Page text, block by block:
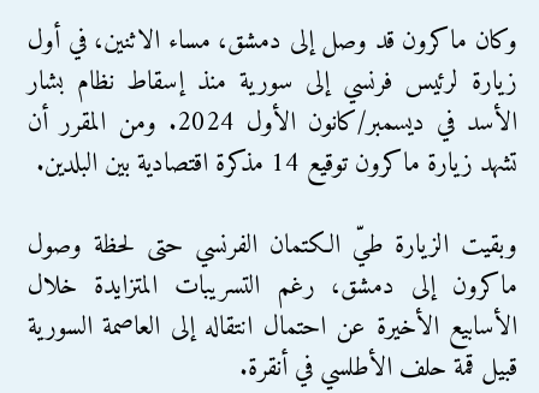
وكان ماكرون قد وصل إلى دمشق، مساء الاثنين، في أول
زيارة لرئيس فرنسي إلى سورية منذ إسقاط نظام بشار
الأسد في ديسمبر/كانون الأول 2024. ومن المقرر أن
تشهد زيارة ماكرون توقيع 14 مذكرة اقتصادية بين البلدين.
وبقيت الزيارة طيّ الكتمان الفرنسي حتى لحظة وصول
ماكرون إلى دمشق، رغم التسريبات المتزايدة خلال
الأسابيع الأخيرة عن احتمال انتقاله إلى العاصمة السورية
قبيل قمة حلف الأطلسي في أنقرة.